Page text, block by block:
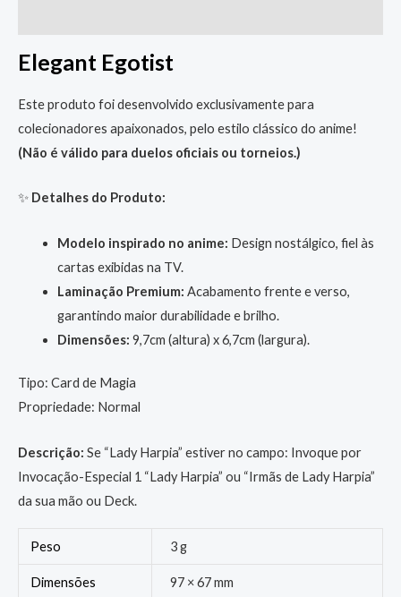
Elegant Egotist
Este produto foi desenvolvido exclusivamente para
colecionadores apaixonados, pelo estilo clássico do anime!
(Não é válido para duelos oficiais ou torneios.)
✨ Detalhes do Produto:
Modelo inspirado no anime: Design nostálgico, fiel às
cartas exibidas na TV.
Laminação Premium: Acabamento frente e verso,
garantindo maior durabilidade e brilho.
Dimensões: 9,7cm (altura) x 6,7cm (largura).
Tipo: Card de Magia
Propriedade: Normal
Descrição: Se “Lady Harpia” estiver no campo: Invoque por
Invocação-Especial 1 “Lady Harpia” ou “Irmãs de Lady Harpia”
da sua mão ou Deck.
Peso 3 g
Dimensões 97 × 67 mm